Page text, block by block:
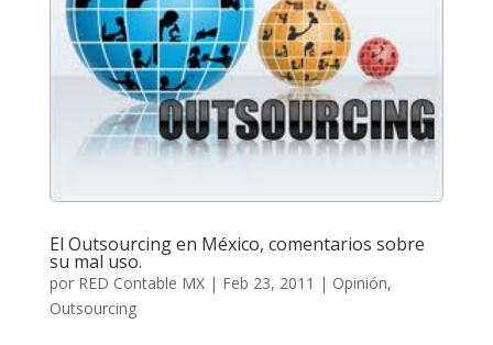
El Outsourcing en México, comentarios sobre
su mal uso.
por RED Contable MX| Feb 23, 2011 | Opinión,
Outsourcing